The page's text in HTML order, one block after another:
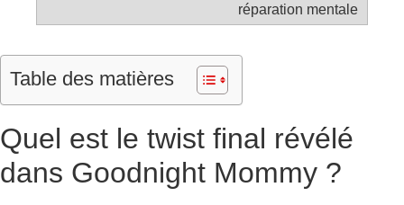
réparation mentale
Table des matières
Quel est le twist final révélé
dans Goodnight Mommy ?